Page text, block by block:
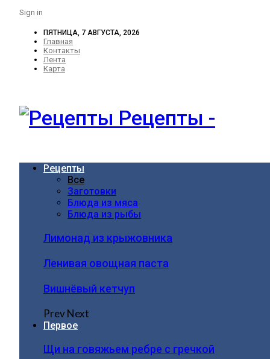
Sign in
ПЯТНИЦА, 7 АВГУСТА, 2026
Главная
Контакты
Лента
Карта
Рецепты -
Рецепты
Все
Заготовки
Блюда из мяса
Блюда из рыбы
Лимонад из крыжовника
Ленивая овощная паста
Вишнёвый кетчуп
PrevNext
Первое
Щи на говяжьем ребре с гречкой